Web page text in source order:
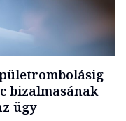
bizalmasának
ügy